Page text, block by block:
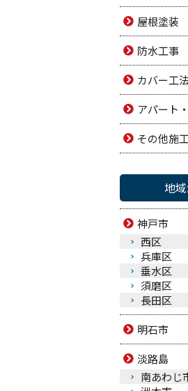
屋根塗装
防水工事
カバー工
アパート
その他施工
地
神戸市
西区
兵庫区
垂水区
須磨区
長田区
明石市
淡路島
南あわじ